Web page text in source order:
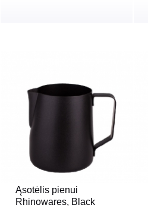
Ąsotėlis pienui
Rhinowares, Black